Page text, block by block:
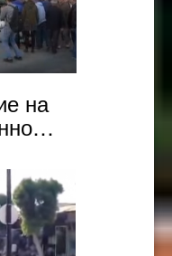
на
Турция
—
Отдых